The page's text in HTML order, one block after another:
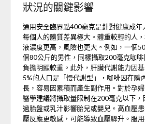
狀況的關鍵影響
通用安全臨界點400毫克是針對健康成年
每個人的體質差異極大。體重較輕的人
液濃度更高，風險也更大。例如，一個
個80公斤的男性，同樣攝取200毫克咖
負擔明顯較重。此外，肝臟代謝能力因
5%的人口是「慢代謝型」，咖啡因在體
長，容易因累積而產生副作用。對於孕
醫學建議將攝取量限制在200毫克以下，
過胎盤或乳汁影響胎兒或嬰兒。高血壓
壓反應更敏感，可能導致血壓驟升。服